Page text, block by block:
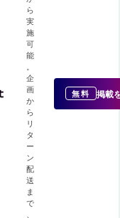
ら
実
施
可
能
企
画
か
ら
リ
タ
ー
ン
配
送
ま
で
無料 掲載